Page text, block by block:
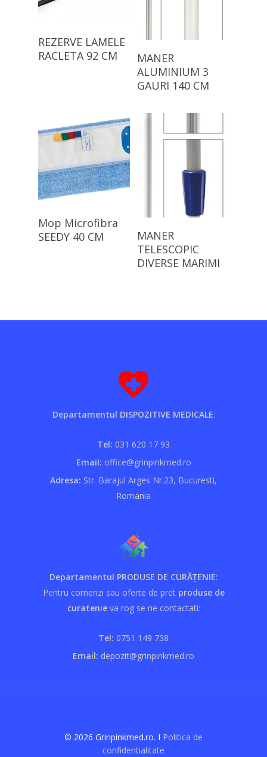
Citește Mai Mult
REZERVE LAMELE
RACLETA 92 CM
Citește Mai Mult
MANER
ALUMINIUM 3
GAURI 140 CM
Citește Mai Mult
Mop Microfibra
SEEDY 40 CM
MANER
TELESCOPIC
DIVERSE MARIMI
Departamentul DISPOZITIVE MEDICALE:
Tel: 031 620 17 93
Email: office@grinpinkmed.ro
Adresa: Str. Barajul Arges Nr.23, Bucuresti,
Romania
Departamentul PRODUSE DE CURĂȚENIE:
Pentru comenzi sau oferte de pret produse de
curatenieva rog se ne contactati:
Tel: 0751 149 738
Email: depozit@grinpinkmed.ro
© 2026 Grinpinkmed.ro. I Politica de
confidentialitate